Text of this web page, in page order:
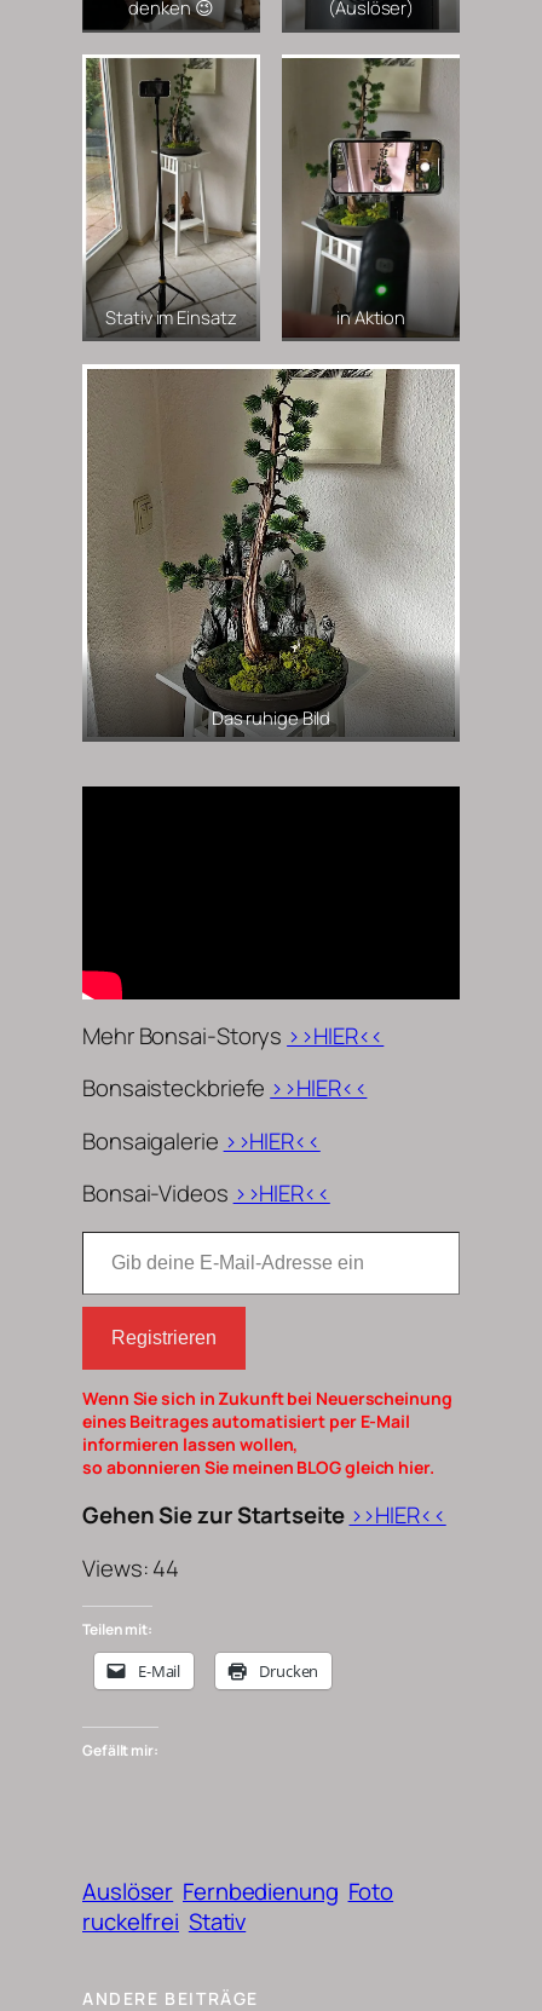
denken 😉 (Auslöser)
Stativ im Einsatz in Aktion
Das ruhige Bild
Mehr Bonsai-Storys >>HIER<<
Bonsaisteckbriefe >>HIER<<
Bonsaigalerie >>HIER<<
Bonsai-Videos >>HIER<<
Gib deine E-Mail-Adresse ein
Registrieren
Wenn Sie sich in Zukunft bei Neuerscheinung
eines Beitrages automatisiert per E-Mail
informieren lassen wollen,
so abonnieren Sie meinen BLOG gleich hier.
Gehen Sie zur Startseite >>HIER<<
Views: 44
Teilen mit:
E-Mail Drucken
Gefällt mir:
Auslöser Fernbedienung Foto
ruckelfrei Stativ
ANDERE BEITRÄGE